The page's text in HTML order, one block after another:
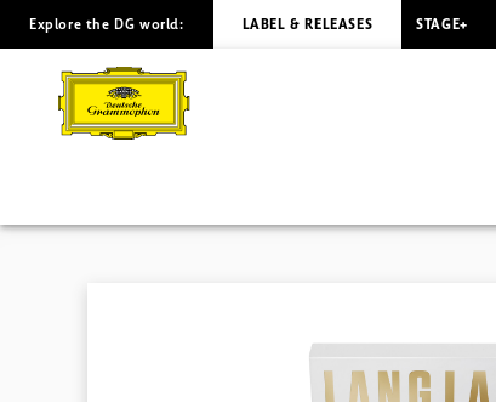
PIANO
BOOK
Lang
Explore the DG world: LABEL & RELEASES STAGE+